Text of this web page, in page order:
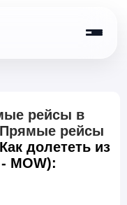
рейсы в
Прямые рейсы
Как долететь из
MOW):